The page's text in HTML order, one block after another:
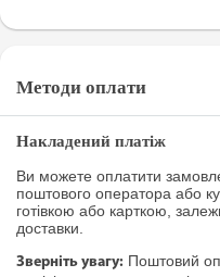
Методи оплати
Накладений платіж
Ви можете оплатити
поштового оператора або
готівкою або карткою,
доставки.
Зверніть увагу: Поштовий